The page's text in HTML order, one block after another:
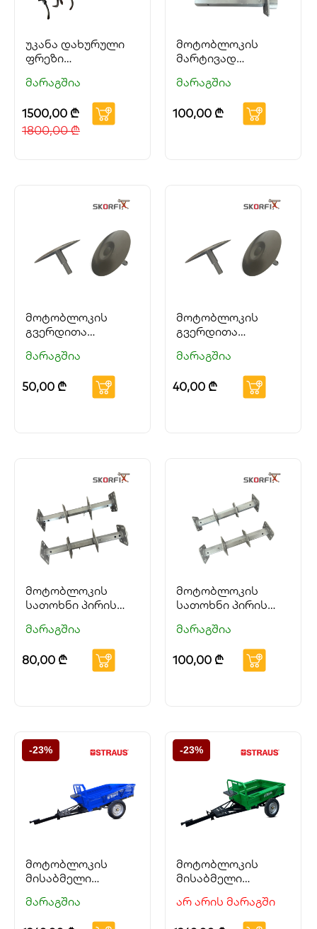
უკანა დახურული
ფრეზი
სისტემით SKORFI
მარაგშია
1500,00 ₾
1800,00₾
მოტობლოკის
მარტივად
განკუთვნილი
სპეც. საბურავის
ღერძი
მარაგშია
100,00 ₾
მოტობლოკის
გვერდითა
დისკები #32
მარაგშია
50,00 ₾
მოტობლოკის
გვერდითა
დისკები #23
მარაგშია
40,00 ₾
მოტობლოკის
სათოხნი პირის
სექცია
მარაგშია
80,00 ₾
მოტობლოკის
სათოხნი პირის
სექცია
მარაგშია
100,00 ₾
-23%
მოტობლოკის
მისაბმელი
მარაგშია
-23%
მოტობლოკის
მისაბმელი
არ არის მარაგში